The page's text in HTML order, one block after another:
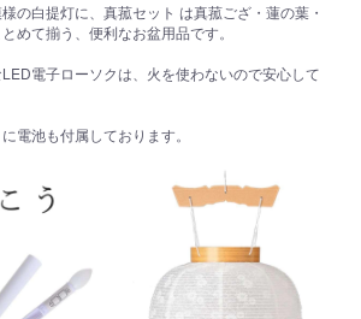
の白提灯に、真菰セット は真菰ござ・蓮の葉・
めて揃う、便利なお盆用品です。
電子ローソクは、火を使わないので安心して
電池も付属しております。